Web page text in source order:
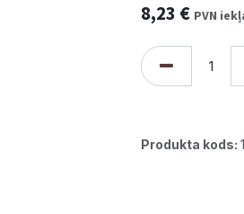
8,23 € PVN
Produkta kods: